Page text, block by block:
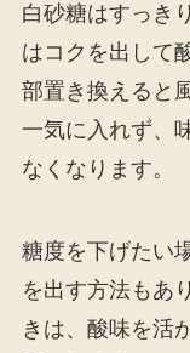
白砂糖はすっき
はコクを出して
部置き換えると
一気に入れず、
なくなります。
糖度を下げたい
を出す方法もあ
きは、酸味を活